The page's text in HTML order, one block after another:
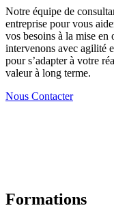
Notre équipe de
entreprise pour vous
vos besoins à la mise
intervenons avec agilité
pour s’adapter à votre
valeur à long terme.
Nous Contacter
Formations